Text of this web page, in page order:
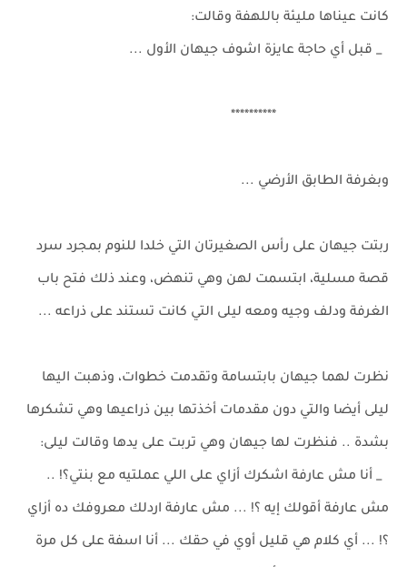
كانت عيناها مليئة باللهفة وقالت:
_ قبل أي حاجة عايزة اشوف جيهان الأول ...
**********
وبغرفة الطابق الأرضي ...
ربتت جيهان على رأس الصغيرتان التي خلدا للنوم بمجرد سرد
قصة مسلية، ابتسمت لهن وهي تنهض، وعند ذلك فتح باب
الغرفة ودلف وجيه ومعه ليلى التي كانت تستند على ذراعه ...
نظرت لهما جيهان بابتسامة وتقدمت خطوات، وذهبت اليها
ليلى أيضا والتي دون مقدمات أخذتها بين ذراعيها وهي تشكرها
بشدة .. فنظرت لها جيهان وهي تربت على يدها وقالت ليلى:
_ أنا مش عارفة اشكرك أزاي على اللي عملتيه مع بنتي؟! ..
مش عارفة أقولك إيه ؟! ... مش عارفة اردلك معروفك ده أزاي
؟! ... أي كلام هي قليل أوي في حقك ... أنا اسفة على كل مرة